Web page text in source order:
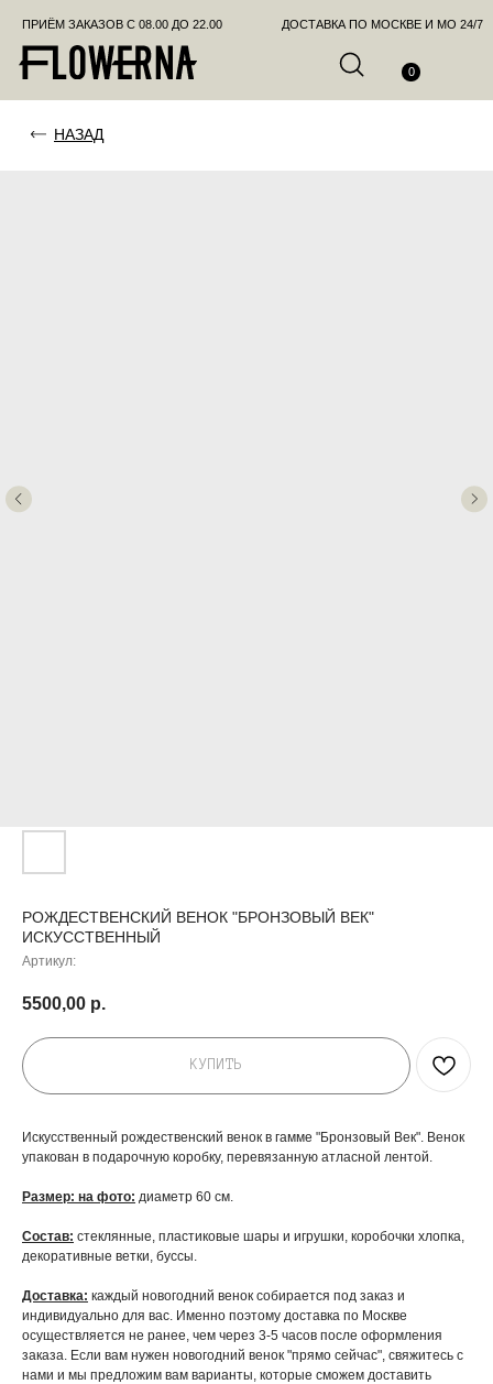
ПРИЁМ ЗАКАЗОВ С 08.00 ДО 22.00
РОЖДЕСТВЕНСКИЙ ВЕНОК "БРОНЗОВЫЙ ВЕК"
ИСКУССТВЕННЫЙ
Артикул:
5500,00 р.
КУПИТЬ
Искусственный рождественский венок в гамме "Бронзовый Век". Венок
упакован в подарочную коробку, перевязанную атласной лентой.
Размер: на фото: диаметр 60 см.
Состав: стеклянные, пластиковые шары и игрушки, коробочки хлопка,
декоративные ветки, буссы.
Доставка: каждый новогодний венок собирается под заказ и
индивидуально для вас. Именно поэтому доставка по Москве
осуществляется не ранее, чем через 3-5 часов после оформления
заказа. Если вам нужен новогодний венок "прямо сейчас", свяжитесь с
нами и мы предложим вам варианты, которые сможем доставить